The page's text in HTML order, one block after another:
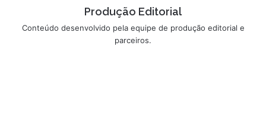
Produção Editorial
Conteúdo desenvolvido pela equipe de produção editorial e
parceiros.